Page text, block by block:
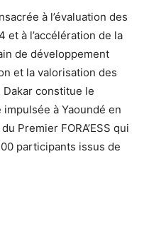
à l’évaluation des
et à l’accélération de la
de développement
et la valorisation des
constitue le
à Yaoundé en
Premier FORA’ESS qui
participants issus de